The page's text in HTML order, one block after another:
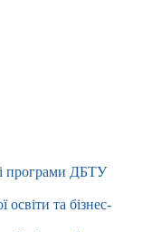
програми ДБТУ
освіти та бізнес-